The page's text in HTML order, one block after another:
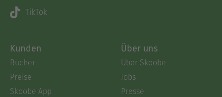
TikTok
Kunden
Bücher
Preise
Skoobe App
Über uns
Über Skoobe
Jobs
Presse